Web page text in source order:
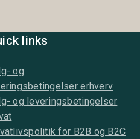
links
og
erhverv
og leveringsbetingelser
for B2B og B2C